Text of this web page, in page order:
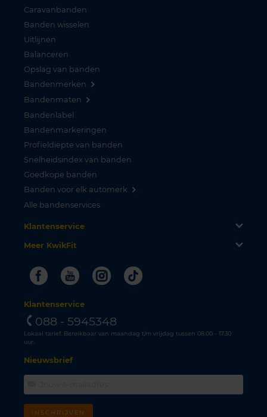
Caravanbanden
Banden wisselen
Uitlijnen
Balanceren
Opslag van banden
Bandenmerken
Bandenmaten
Bandenlabel
Bandenmarkeringen
Profieldiepte van banden
Snelheidsindex van banden
Goedkope banden
Banden voor elk automerk
Alle bandenservices
Klantenservice
Meer KwikFit
FacebookYoutubeInstagram
Tiktok
Klantenservice
088 - 5945348
Lokaal tarief. Bereikbaar van maandag t/m vrijdag tussen 08.00 - 17.30
uur.
Nieuwsbrief
INSCHRIJVEN